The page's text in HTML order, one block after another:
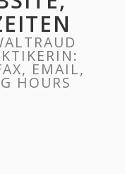
EMAIL,
HOURS